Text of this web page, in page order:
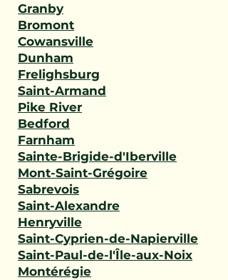
Granby
Bromont
Cowansville
Dunham
Frelighsburg
Saint-Armand
Pike River
Bedford
Farnham
Sainte-Brigide-d'Iberville
Mont-Saint-Grégoire
Sabrevois
Saint-Alexandre
Henryville
Saint-Cyprien-de-Napierville
Saint-Paul-de-l'Île-aux-Noix
Montérégie